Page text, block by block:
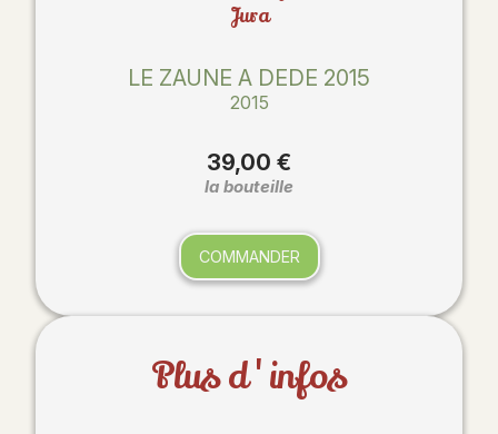
Jura
LE ZAUNE A DEDE 2015
2015
39,00 €
la bouteille
COMMANDER
Plus d'infos